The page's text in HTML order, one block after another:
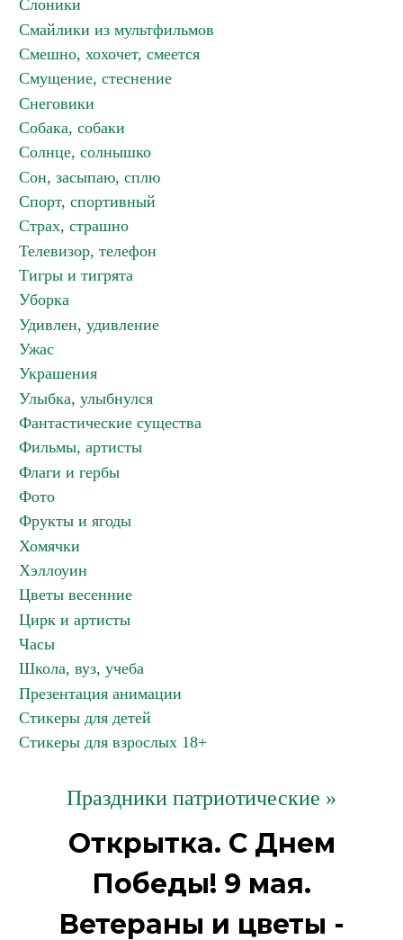
Слоники
Смайлики из мультфильмов
Смешно, хохочет, смеется
Смущение, стеснение
Снеговики
Собака, собаки
Солнце, солнышко
Сон, засыпаю, сплю
Спорт, спортивный
Страх, страшно
Телевизор, телефон
Тигры и тигрята
Уборка
Удивлен, удивление
Ужас
Украшения
Улыбка, улыбнулся
Фантастические существа
Фильмы, артисты
Флаги и гербы
Фото
Фрукты и ягоды
Хомячки
Хэллоуин
Цветы весенние
Цирк и артисты
Часы
Школа, вуз, учеба
Презентация анимации
Стикеры для детей
Стикеры для взрослых 18+
Праздники патриотические »
Открытка. С Днем
Победы! 9 мая.
Ветераны и цветы -